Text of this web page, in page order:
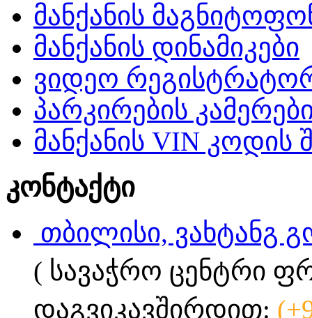
მანქანის
მანქანის დინამიკები
ვიდეო
პარკირების
მანქანის VIN კოდის
კონტაქტი
თბილისი, ვახტანგ
( სავაჭრო ცენტრი
დაგვიკავშირდით: